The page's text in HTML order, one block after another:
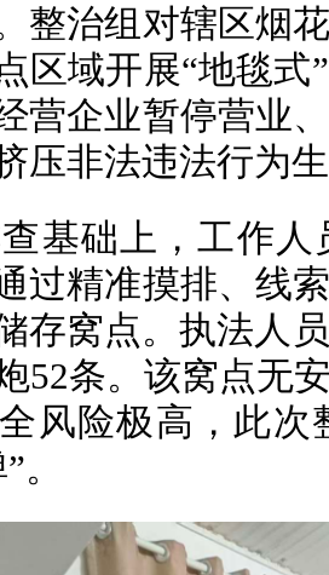
整治组对辖区烟
区域开展“地毯
营企业暂停营业
压非法违法行为
基础上，工作
过精准摸排、线
存窝点。执法人
52条。该窝点无
风险极高，此
。